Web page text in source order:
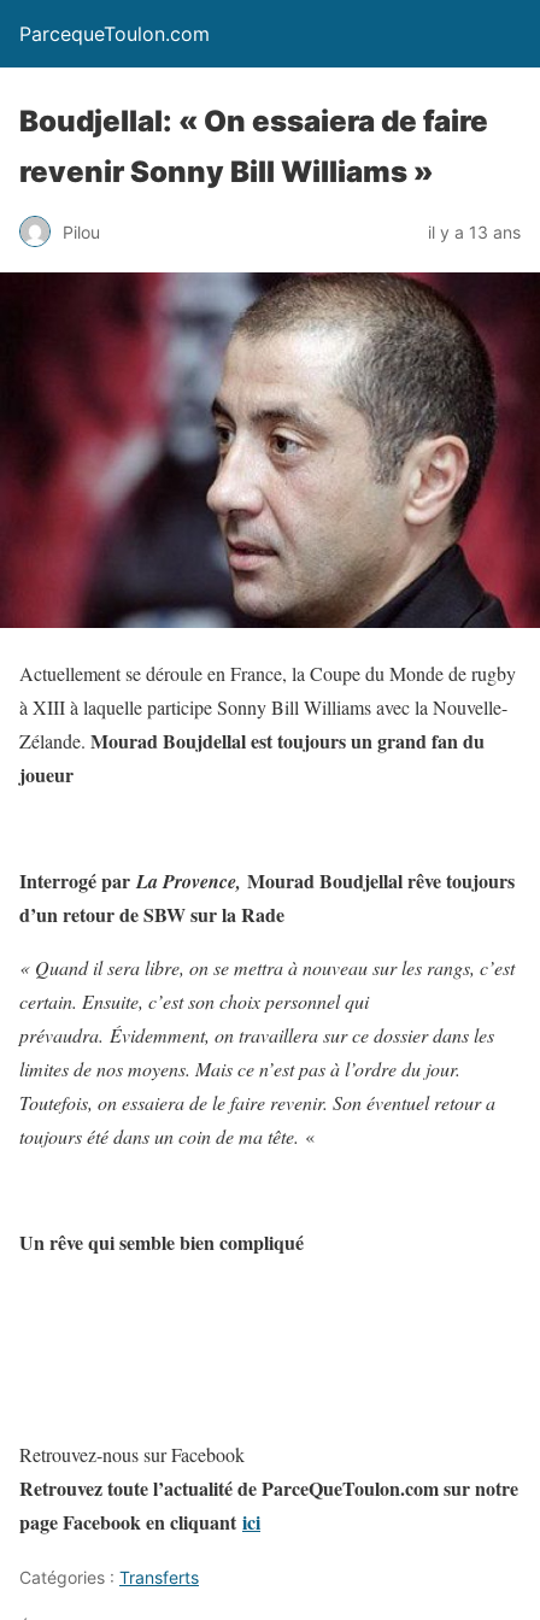
ParcequeToulon.com
Boudjellal: « On essaiera de faire
revenir Sonny Bill Williams »
Pilou il y a 13 ans
Actuellement se déroule en France, la Coupe du Monde de rugby
à XIII à laquelle participe Sonny Bill Williams avec la Nouvelle-
Zélande. Mourad Boujdellal est toujours un grand fan du
joueur
Interrogé parLa Provence, Mourad Boudjellal rêve toujours
d’un retour de SBW sur la Rade
« Quand il sera libre, on se mettra à nouveau sur les rangs, c’est
certain. Ensuite, c’est son choix personnel qui
prévaudra. Évidemment, on travaillera sur ce dossier dans les
limites de nos moyens. Mais ce n’est pas à l’ordre du jour.
Toutefois, on essaiera de le faire revenir. Son éventuel retour a
toujours été dans un coin de ma tête. «
Un rêve qui semble bien compliqué
Retrouvez-nous sur Facebook
Retrouvez toute l’actualité de ParceQueToulon.com sur notre
page Facebook en cliquant ici
Catégories : Transferts